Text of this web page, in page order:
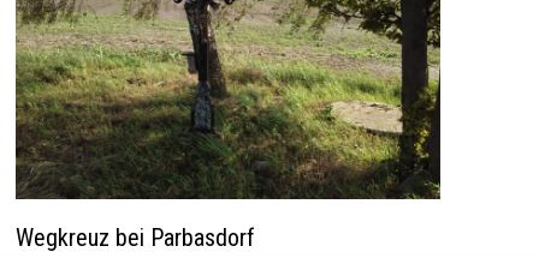
Wegkreuz bei Parbasdorf